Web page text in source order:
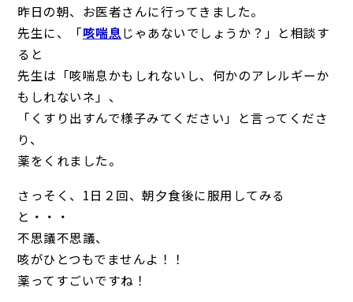
昨日の朝、お医者さんに行ってきました。
先生に、「咳喘息じゃあないでしょうか？」と相談す
ると
先生は「咳喘息かもしれないし、何かのアレルギーか
もしれないネ」、
「くすり出すんで様子みてください」と言ってくださ
り、
薬をくれました。
さっそく、1日２回、朝夕食後に服用してみる
と・・・
不思議不思議、
咳がひとつもでませんよ！！
薬ってすごいですね！